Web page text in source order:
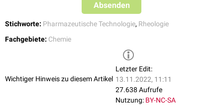
Absenden
Stichworte: Pharmazeutische Technologie, Rheologie
Fachgebiete: Chemie
Wichtiger Hinweis zu diesem Artikel
Letzter Edit:
13.11.2022, 11:11
27.638 Aufrufe
Nutzung: BY-NC-SA